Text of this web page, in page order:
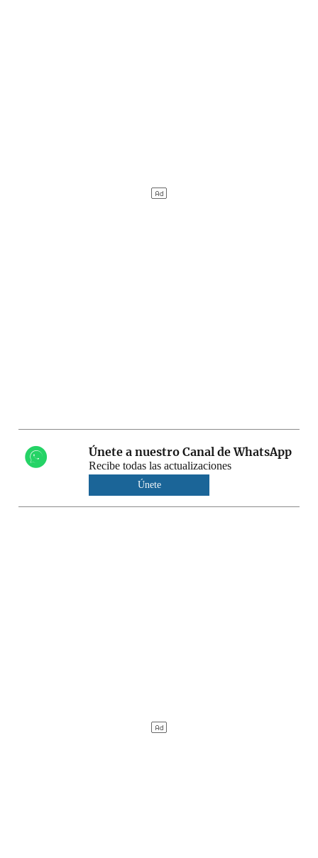
Únete a nuestro Canal de WhatsApp
Recibe todas las actualizaciones
Únete